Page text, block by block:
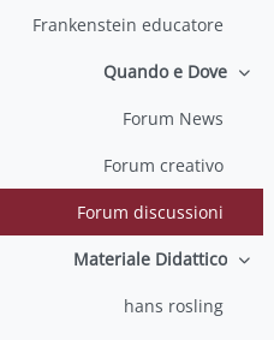
Frankenstein educatore
طيQuando e Dove
Forum News
Forum creativo
Forum discussioni
طيMateriale Didattico
hans rosling